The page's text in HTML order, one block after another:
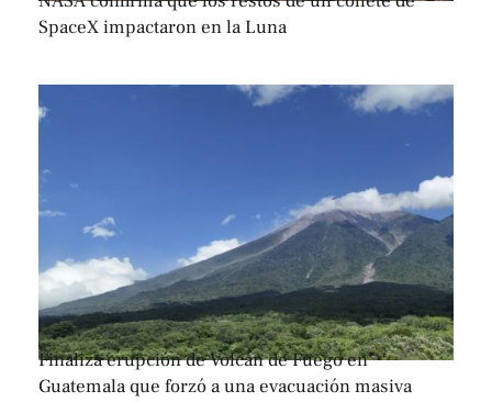
SpaceX impactaron en la Luna
Finaliza erupción de Volcán de Fuego en
Guatemala que forzó a una evacuación masiva